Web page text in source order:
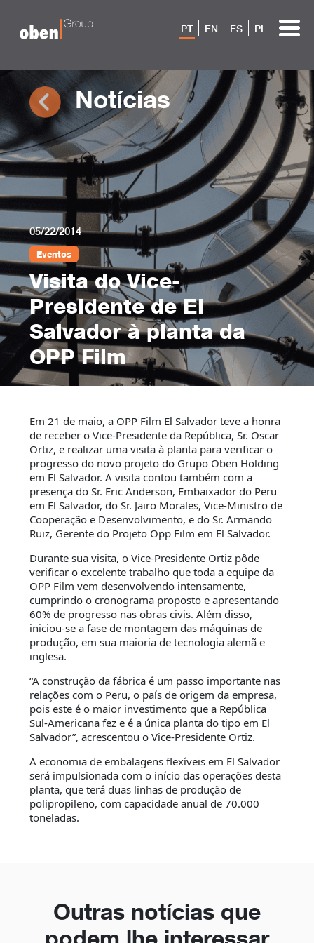
PT EN ES PL
Notícias
05/22/2014
Eventos
Visita do Vice-
Presidente de El
Salvador à planta da
OPP Film
Em 21 de maio, a OPP Film El Salvador teve a honra
de receber o Vice-Presidente da República, Sr. Oscar
Ortiz, e realizar uma visita à planta para verificar o
progresso do novo projeto do Grupo Oben Holding
em El Salvador. A visita contou também com a
presença do Sr. Eric Anderson, Embaixador do Peru
em El Salvador, do Sr. Jairo Morales, Vice-Ministro de
Cooperação e Desenvolvimento, e do Sr. Armando
Ruiz, Gerente do Projeto Opp Film em El Salvador.
Durante sua visita, o Vice-Presidente Ortiz pôde
verificar o excelente trabalho que toda a equipe da
OPP Film vem desenvolvendo intensamente,
cumprindo o cronograma proposto e apresentando
60% de progresso nas obras civis. Além disso,
iniciou-se a fase de montagem das máquinas de
produção, em sua maioria de tecnologia alemã e
inglesa.
“A construção da fábrica é um passo importante nas
relações com o Peru, o país de origem da empresa,
pois este é o maior investimento que a República
Sul-Americana fez e é a única planta do tipo em El
Salvador”, acrescentou o Vice-Presidente Ortiz.
A economia de embalagens flexíveis em El Salvador
será impulsionada com o início das operações desta
planta, que terá duas linhas de produção de
polipropileno, com capacidade anual de 70.000
toneladas.
Outras notícias que